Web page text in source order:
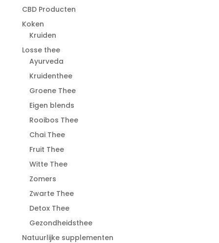
CBD Producten
Koken
Kruiden
Losse thee
Ayurveda
Kruidenthee
Groene Thee
Eigen blends
Rooibos Thee
Chai Thee
Fruit Thee
Witte Thee
Zomers
Zwarte Thee
Detox Thee
Gezondheidsthee
Natuurlijke supplementen